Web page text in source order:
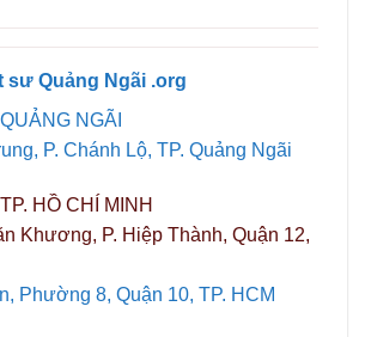
sư Quảng Ngãi .org
NGÃI
P. Chánh Lộ, TP. Quảng Ngãi
HỒ CHÍ MINH
Khương, P. Hiệp Thành, Quận 12,
Phường 8, Quận 10, TP. HCM